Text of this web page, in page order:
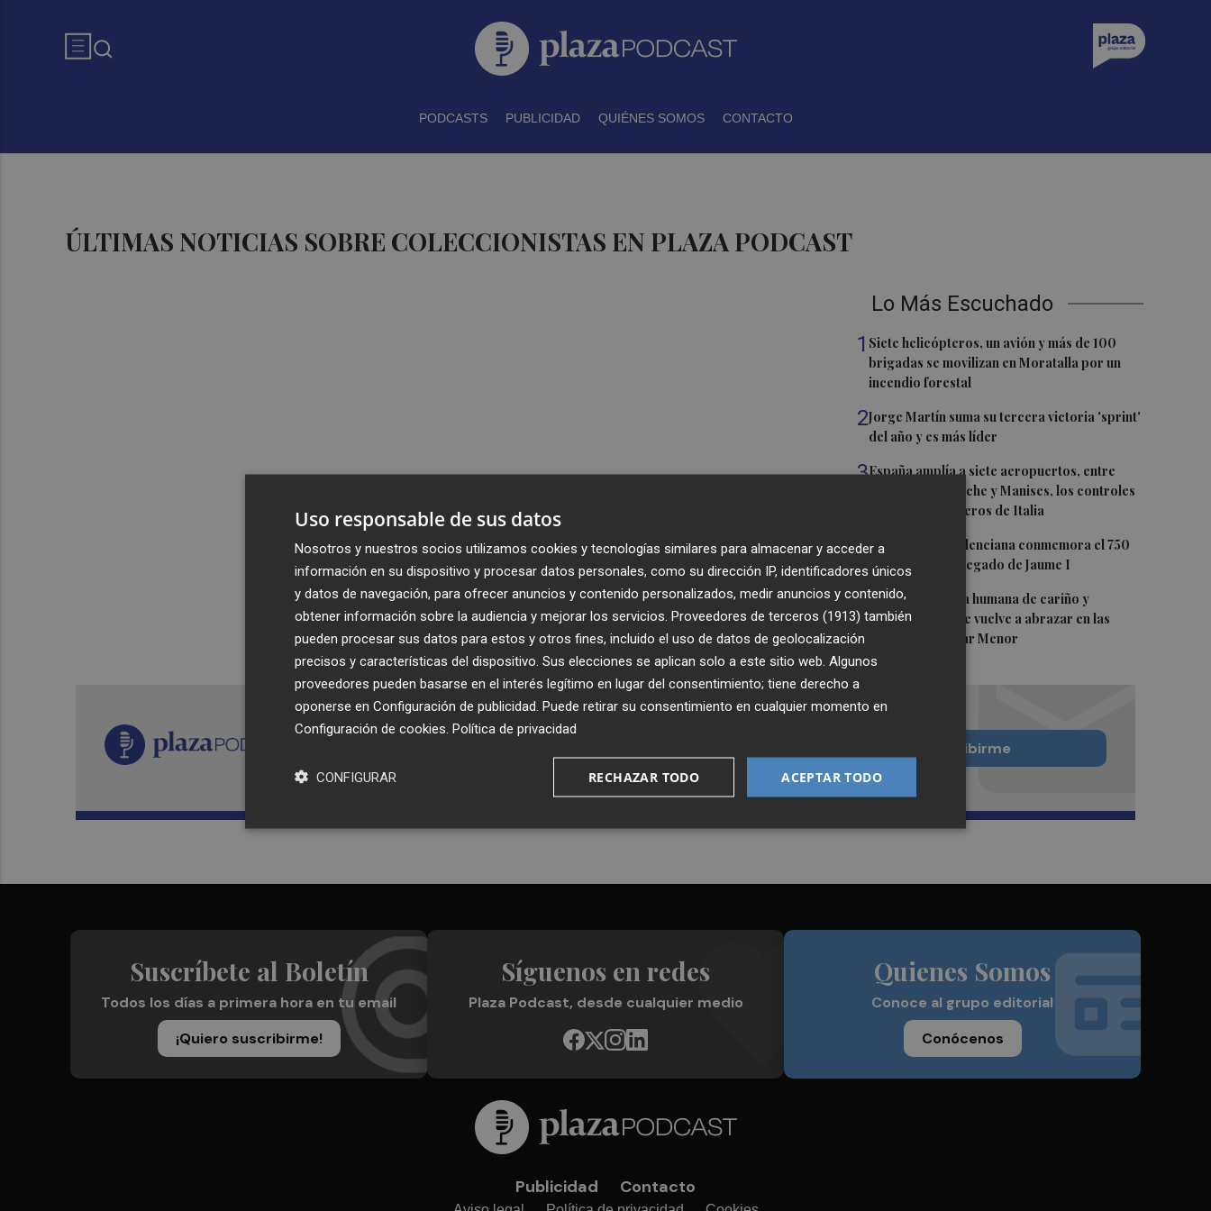
PODCASTS PUBLICIDAD QUIÉNES SOMOS CONTACTO
ÚLTIMAS NOTICIAS SOBRE COLECCIONISTAS EN PLAZA PODCAST
Lo Más Escuchado
1 Siete helicópteros, un avión y más de 100
brigadas se movilizan en Moratalla por un
incendio forestal
2Jorge Martín suma su tercera victoria 'sprint'
del año y es más líder
3España amplía a siete aeropuertos, entre
ellos Alicante-Elche y Manises, los controles
aleatorios a viajeros de Italia
4La Biblioteca Valenciana conmemora el 750
aniversario del legado de Jaume I
5Una gran cadena humana de cariño y
reivindicación se vuelve a abrazar en las
playas por el Mar Menor
Recibe toda la actualidad de
Plaza Podcast en tu correo
Quiero suscribirme
Suscríbete al Boletín
Todos los días a primera hora en tu email
¡Quiero suscribirme!
Síguenos en redes
Plaza Podcast, desde cualquier medio
Quienes Somos
Conoce al grupo editorial
Conócenos
Publicidad Contacto
Uso responsable de sus datos
Nosotros y nuestros socios utilizamos cookies y tecnologías similares para almacenar y acceder a
información en su dispositivo y procesar datos personales, como su dirección IP, identificadores únicos
y datos de navegación, para ofrecer anuncios y contenido personalizados, medir anuncios y contenido,
obtener información sobre la audiencia y mejorar los servicios. Proveedores de terceros (1913) también
pueden procesar sus datos para estos y otros fines, incluido el uso de datos de geolocalización
precisos y características del dispositivo. Sus elecciones se aplican solo a este sitio web. Algunos
proveedores pueden basarse en el interés legítimo en lugar del consentimiento; tiene derecho a
oponerse en Configuración de publicidad . Puede retirar su consentimiento en cualquier momento en
Configuración de cookies Política de privacidad
ACEPTAR TODO
RECHAZAR TODO
CONFIGURAR